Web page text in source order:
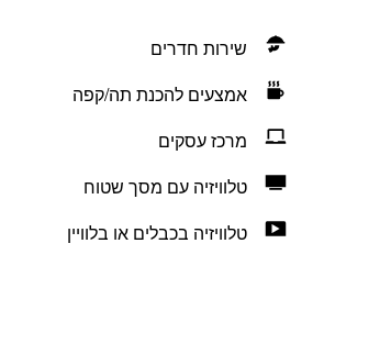
שירות חדרים
אמצעים להכנת תה/קפה
מרכז עסקים
טלוויזיה עם מסך שטוח
טלוויזיה בכבלים או בלוויין